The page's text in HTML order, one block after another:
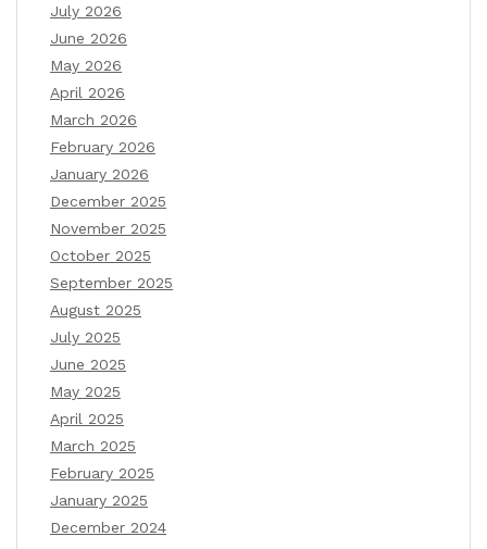
July 2026
June 2026
May 2026
April 2026
March 2026
February 2026
January 2026
December 2025
November 2025
October 2025
September 2025
August 2025
July 2025
June 2025
May 2025
April 2025
March 2025
February 2025
January 2025
December 2024